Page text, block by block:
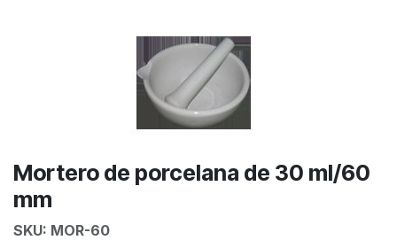
Mortero de porcelana de 30 ml/60
mm
SKU: MOR-60